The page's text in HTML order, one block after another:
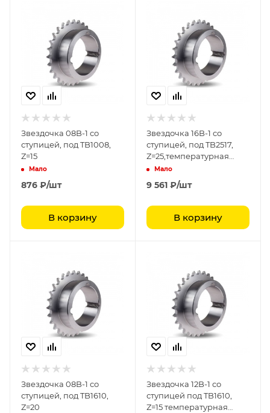
Звездочка 08B-1 со
ступицей, под TB1008,
Z=15
Мало
876 ₽/шт
В корзину
Звездочка 16B-1 со
ступицей, под TB2517,
Z=25,температурная
закалка
Мало
9 561 ₽/шт
В корзину
Звездочка 08B-1 со
ступицей, под TB1610,
Z=20
Звездочка 12B-1 со
ступицей под TB1610,
Z=15 температурная